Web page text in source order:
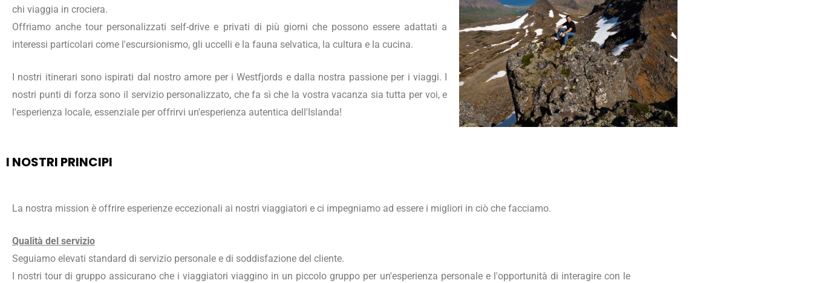
chi viaggia in crociera.
Offriamo anche tour personalizzati self-drive e privati di più giorni che possono essere adattati a
interessi particolari come l'escursionismo, gli uccelli e la fauna selvatica, la cultura e la cucina.
I nostri itinerari sono ispirati dal nostro amore per i Westfjords e dalla nostra passione per i viaggi. I
nostri punti di forza sono il servizio personalizzato, che fa sì che la vostra vacanza sia tutta per voi, e
l'esperienza locale, essenziale per offrirvi un'esperienza autentica dell'Islanda!
I NOSTRI PRINCIPI
La nostra mission è offrire esperienze eccezionali ai nostri viaggiatori e ci impegniamo ad essere i migliori in ciò che facciamo.
Qualità del servizio
Seguiamo elevati standard di servizio personale e di soddisfazione del cliente.
I nostri tour di gruppo assicurano che i viaggiatori viaggino in un piccolo gruppo per un'esperienza personale e l'opportunità di interagire con le